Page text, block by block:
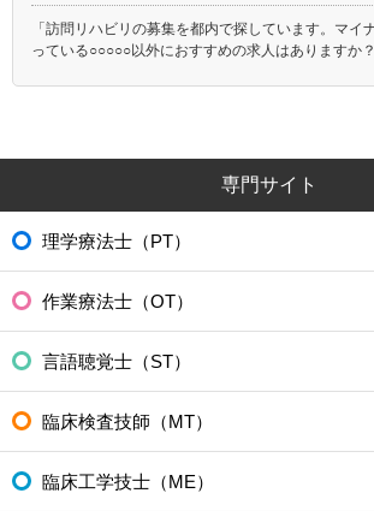
「訪問リハビリの募集を都内で探しています。マイ
っている○○○○○以外におすすめの求人はありますか？
専門サイト
理学療法士（PT）
作業療法士（OT）
言語聴覚士（ST）
臨床検査技師（MT）
臨床工学技士（ME）